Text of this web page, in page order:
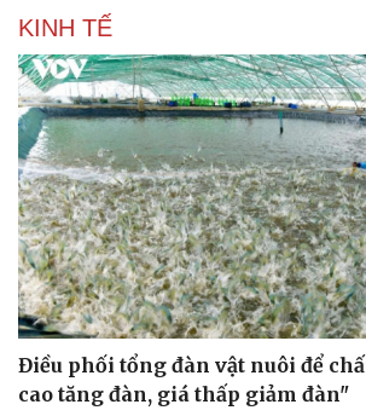
KINH TẾ
Điều phối tổng đàn vật nuôi để
cao tăng đàn, giá thấp giảm đàn"